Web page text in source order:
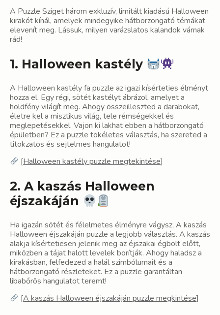
A Puzzle Sziget három exkluzív, limitált kiadású Halloween
kirakót kínál, amelyek mindegyike hátborzongató témákat
elevenít meg. Lássuk, milyen varázslatos kalandok várnak
rád!
1. Halloween kastély
A Halloween kastély fa puzzle az igazi kísérteties élményt
hozza el. Egy régi, sötét kastélyt ábrázol, amelyet a
holdfény világít meg. Ahogy összeilleszted a darabokat,
életre kel a misztikus világ, tele rémségekkel és
meglepetésekkel. Vajon ki lakhat ebben a hátborzongató
épületben? Ez a puzzle tökéletes választás, ha szereted a
titokzatos és sejtelmes hangulatot!
[Halloween kastély puzzle megtekintése]
2. A kaszás Halloween
éjszakáján
Ha igazán sötét és félelmetes élményre vágysz, A kaszás
Halloween éjszakáján puzzle a legjobb választás. A kaszás
alakja kísértetiesen jelenik meg az éjszakai égbolt előtt,
miközben a tájat halott levelek borítják. Ahogy haladsz a
kirakásban, felfedezed a halál szimbólumait és a
hátborzongató részleteket. Ez a puzzle garantáltan
libabőrös hangulatot teremt!
[A kaszás Halloween éjszakáján puzzle megkintése]